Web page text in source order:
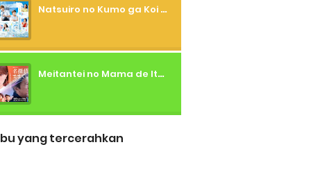
Natsuiro no Kumo ga Koi to Arashi wo Makiokosu (2026) - 01 Subtitle Indonesia
Meitantei no Mama de Ite (2026) - 01 Subtitle Indonesia
yang tercerahkan